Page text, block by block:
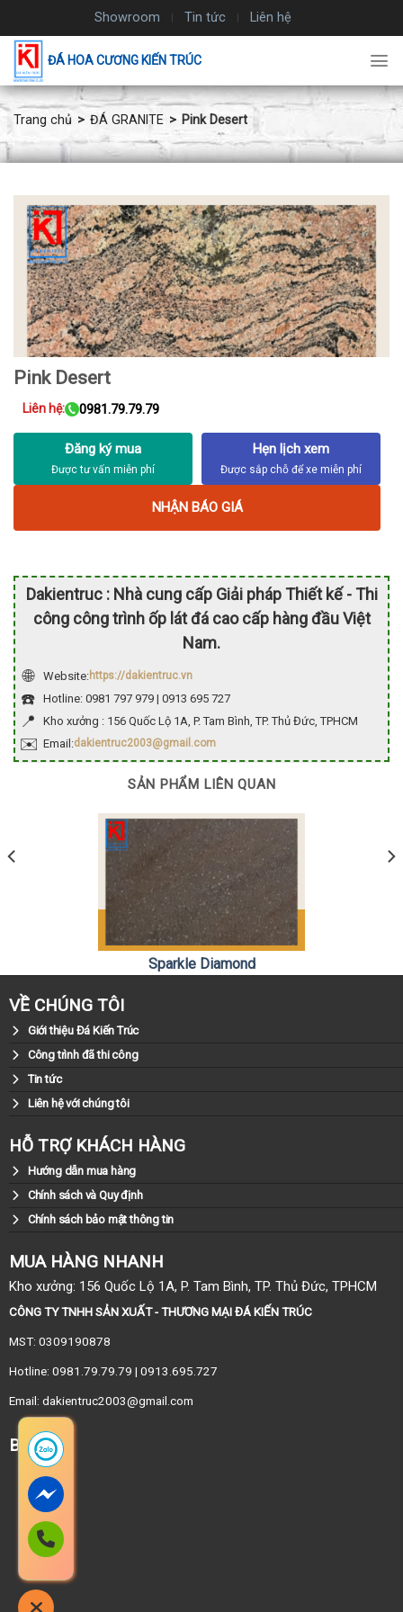
nội
dung
Showroom Tin tức Liên hệ
ĐÁ HOA CƯƠNG KIẾN TRÚC
Trang chủ ĐÁ GRANITE Pink Desert
Pink Desert
Liên hệ: 0981.79.79.79
Đăng ký mua Hẹn lịch xem
NHẬN BÁO GIÁ
Dakientruc : Nhà cung cấp Giải pháp Thiết kế - Thi
công công trình ốp lát đá cao cấp hàng đầu Việt
Nam.
🌐
Website:https://dakientruc.vn
☎️ Hotline: 0981 797 979 | 0913 695 727
📍 Kho xưởng : 156 Quốc Lộ 1A, P. Tam Bình, TP. Thủ Đức, TPHCM
✉️ Email:dakientruc2003@gmail.com
SẢN PHẨM LIÊN QUAN
Sparkle Diamond
Liên hệ: 0981.79.79.79
VỀ CHÚNG TÔI
Giới thiệu Đá Kiến Trúc
Công trình đã thi công
Tin tức
Liên hệ với chúng tôi
HỖ TRỢ KHÁCH HÀNG
Hướng dẫn mua hàng
Chính sách và Quy định
Chính sách bảo mật thông tin
MUA HÀNG NHANH
Kho xưởng: 156 Quốc Lộ 1A, P. Tam Bình, TP. Thủ Đức, TPHCM
CÔNG TY TNHH SẢN XUẤT - THƯƠNG MẠI ĐÁ KIẾN TRÚC
MST: 0309190878
Hotline: 0981.79.79.79 | 0913.695.727
Email: dakientruc2003@gmail.com
BẢN ĐỒ